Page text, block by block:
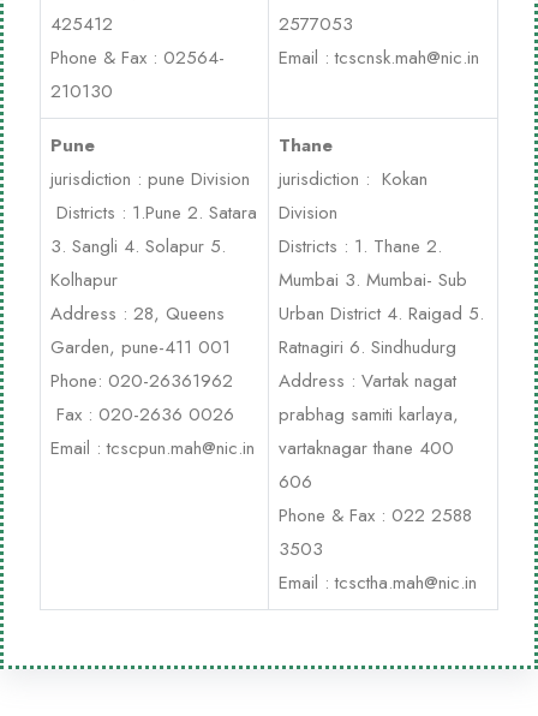
425412
Phone & Fax : 02564-
210130
2577053
Email :tcscnsk.mah@nic.in
Pune
jurisdiction : pune Division
Districts : 1.Pune 2. Satara
3. Sangli 4. Solapur 5.
Kolhapur
Address : 28, Queens
Garden, pune-411 001
Phone: 020-26361962
Fax : 020-2636 0026
Email :tcscpun.mah@nic.in
Thane
jurisdiction : Kokan
Division
Districts : 1. Thane 2.
Mumbai 3. Mumbai- Sub
Urban District 4. Raigad 5.
Ratnagiri 6. Sindhudurg
Address : Vartak nagat
prabhag samiti karlaya,
vartaknagar thane 400
606
Phone & Fax : 022 2588
3503
Email :tcsctha.mah@nic.in